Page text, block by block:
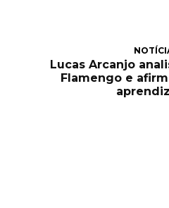
Lucas Arcanjo
Flamengo e